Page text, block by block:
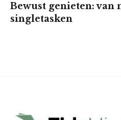
Bewust genieten: van
singletasken